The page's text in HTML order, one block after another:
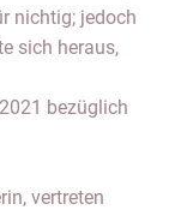
nichtig; jedoch
sich heraus,
bezüglich
vertreten